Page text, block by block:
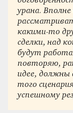
урана.
какими-то
сделки, над
будут
повторяю,
идее, должны
того
успешному